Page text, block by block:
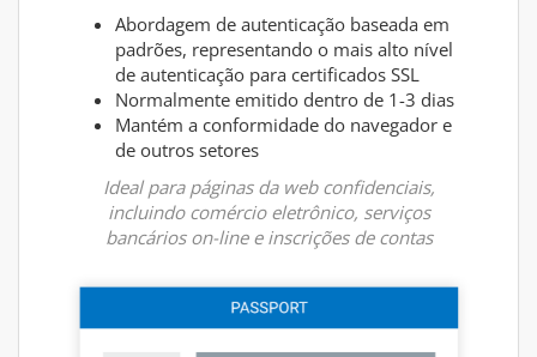
Abordagem de autenticação baseada em
padrões, representando o mais alto nível
de autenticação para certificados SSL
Normalmente emitido dentro de 1-3 dias
Mantém a conformidade do navegador e
de outros setores
Ideal para páginas da web confidenciais,
incluindo comércio eletrônico, serviços
bancários on-line e inscrições de contas